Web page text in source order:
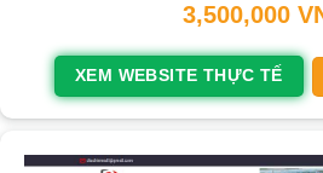
3,500,000
XEM WEBSITE THỰC TẾ